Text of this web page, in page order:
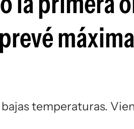
temperaturas.